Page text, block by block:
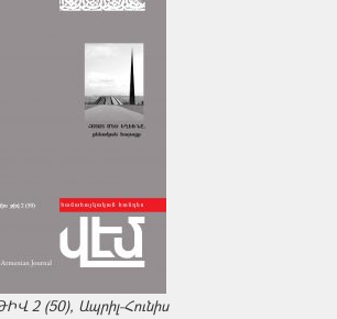
2 (50), Ապրիլ-Հունիս